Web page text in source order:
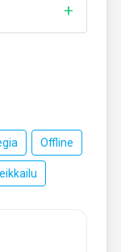
Offline